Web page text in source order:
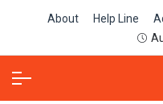
About Help Line